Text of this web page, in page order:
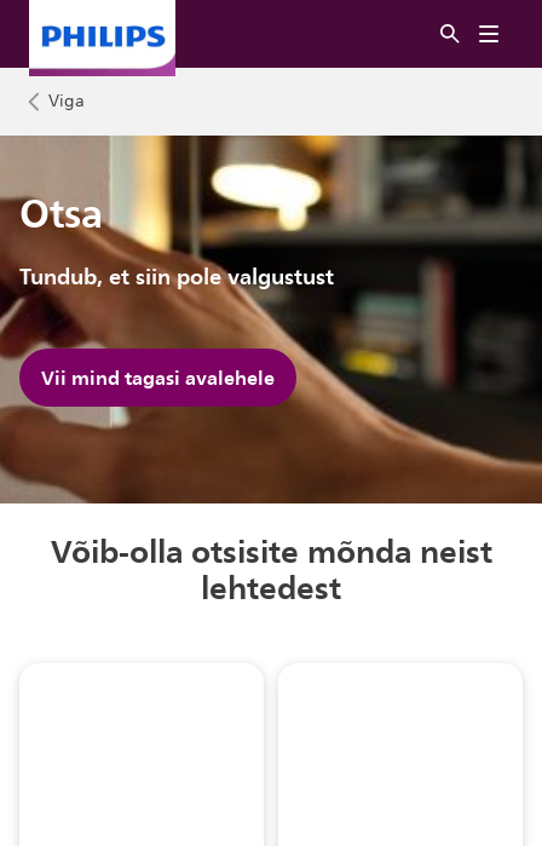
Viga
Otsa
Tundub, et siin pole valgustust
Vii mind tagasi avalehele
Võib-olla otsisite mõnda neist
lehtedest